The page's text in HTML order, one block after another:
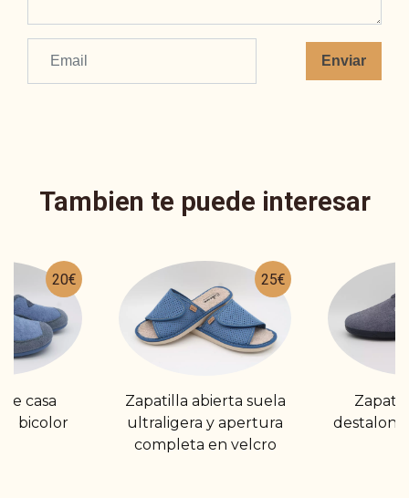
Enviar
Tambien te puede interesar
20€
casa
bicolor
25€
Zapatilla abierta suela
ultraligera y apertura
completa en velcro